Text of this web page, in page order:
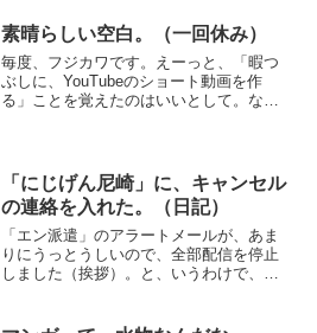
素晴らしい空白。（一回休み）
毎度、フジカワです。えーっと、「暇つ
ぶしに、YouTubeのショート動画を作
る」ことを覚えたのはいいとして。なん
いたので。気になる...
「にじげん尼崎」に、キャンセル
の連絡を入れた。（日記）
「エン派遣」のアラートメールが、あま
りにうっとうしいので、全部配信を停止
しました（挨拶）。と、いうわけで、フ